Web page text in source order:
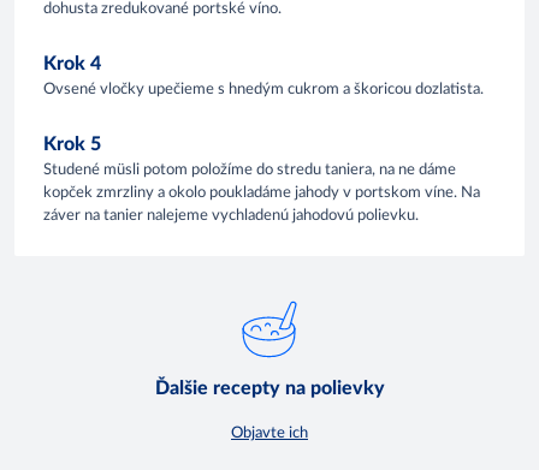
dohusta zredukované portské víno.
Krok 4
Ovsené vločky upečieme s hnedým cukrom a škoricou dozlatista.
Krok 5
Studené müsli potom položíme do stredu taniera, na ne dáme
kopček zmrzliny a okolo poukladáme jahody v portskom víne. Na
záver na tanier nalejeme vychladenú jahodovú polievku.
Ďalšie recepty na polievky
Objavte ich